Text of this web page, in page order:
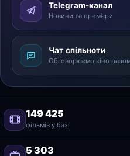
Telegram-канал
Новини та прем’єри
Чат спільноти
Обговорюємо кіно
149 425
фільмів у базі
5 303